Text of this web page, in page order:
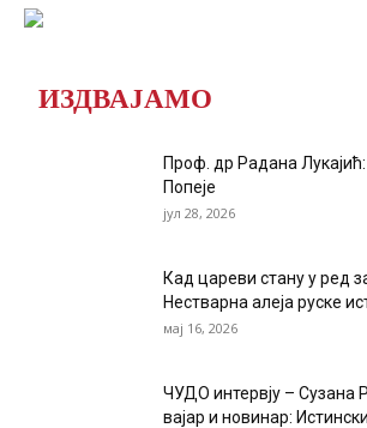
ИЗДВАЈАМО
Проф. др Радана
Попеје
јул 28, 2026
Кад цареви стану у ред
Нестварна алеја руске
мај 16, 2026
ЧУДО интервју – Сузана
вајар и новинар: Истински